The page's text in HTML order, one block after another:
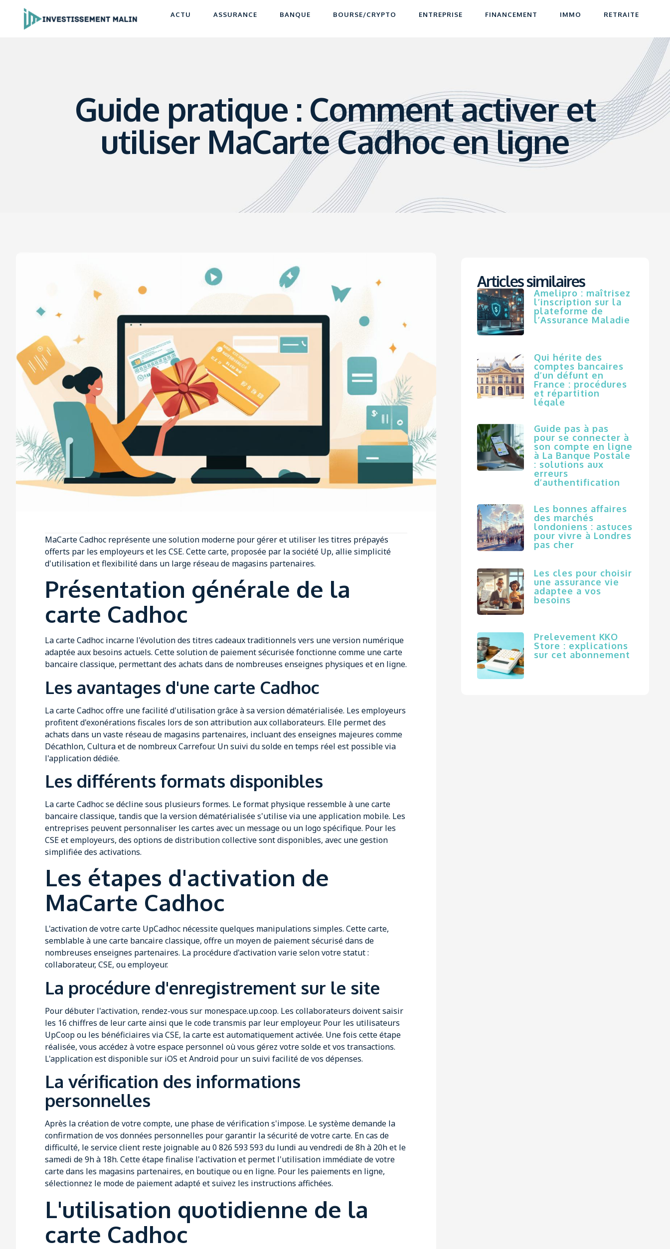
ACTU ASSURANCE BANQUE BOURSE/CRYPTO ENTREPRISE FINANCEMENT IMMO RETRAITE
Guide pratique : Comment activer et
utiliser MaCarte Cadhoc en ligne
MaCarte Cadhoc représente une solution moderne pour gérer et utiliser les titres prépayés
offerts par les employeurs et les CSE. Cette carte, proposée par la société Up, allie simplicité
d'utilisation et flexibilité dans un large réseau de magasins partenaires.
Présentation générale de la
carte Cadhoc
La carte Cadhoc incarne l'évolution des titres cadeaux traditionnels vers une version numérique
adaptée aux besoins actuels. Cette solution de paiement sécurisée fonctionne comme une carte
bancaire classique, permettant des achats dans de nombreuses enseignes physiques et en ligne.
Les avantages d'une carte Cadhoc
La carte Cadhoc offre une facilité d'utilisation grâce à sa version dématérialisée. Les employeurs
profitent d'exonérations fiscales lors de son attribution aux collaborateurs. Elle permet des
achats dans un vaste réseau de magasins partenaires, incluant des enseignes majeures comme
Décathlon, Cultura et de nombreux Carrefour. Un suivi du solde en temps réel est possible via
l'application dédiée.
Les différents formats disponibles
La carte Cadhoc se décline sous plusieurs formes. Le format physique ressemble à une carte
bancaire classique, tandis que la version dématérialisée s'utilise via une application mobile. Les
entreprises peuvent personnaliser les cartes avec un message ou un logo spécifique. Pour les
CSE et employeurs, des options de distribution collective sont disponibles, avec une gestion
simplifiée des activations.
Les étapes d'activation de
MaCarte Cadhoc
L'activation de votre carte UpCadhoc nécessite quelques manipulations simples. Cette carte,
semblable à une carte bancaire classique, offre un moyen de paiement sécurisé dans de
nombreuses enseignes partenaires. La procédure d'activation varie selon votre statut :
collaborateur, CSE, ou employeur.
La procédure d'enregistrement sur le site
Pour débuter l'activation, rendez-vous sur monespace.up.coop. Les collaborateurs doivent saisir
les 16 chiffres de leur carte ainsi que le code transmis par leur employeur. Pour les utilisateurs
UpCoop ou les bénéficiaires via CSE, la carte est automatiquement activée. Une fois cette étape
réalisée, vous accédez à votre espace personnel où vous gérez votre solde et vos transactions.
L'application est disponible sur iOS et Android pour un suivi facilité de vos dépenses.
La vérification des informations
personnelles
Après la création de votre compte, une phase de vérification s'impose. Le système demande la
confirmation de vos données personnelles pour garantir la sécurité de votre carte. En cas de
difficulté, le service client reste joignable au 0 826 593 593 du lundi au vendredi de 8h à 20h et le
samedi de 9h à 18h. Cette étape finalise l'activation et permet l'utilisation immédiate de votre
carte dans les magasins partenaires, en boutique ou en ligne. Pour les paiements en ligne,
sélectionnez le mode de paiement adapté et suivez les instructions affichées.
L'utilisation quotidienne de la
carte Cadhoc
Articles similaires
Amelipro : maîtrisez
l’inscription sur la
plateforme de
l’Assurance Maladie
Qui hérite des
comptes bancaires
d’un défunt en
France : procédures
et répartition
légale
Guide pas à pas
pour se connecter à
son compte en ligne
à La Banque Postale
: solutions aux
erreurs
d’authentification
Les bonnes affaires
des marchés
londoniens : astuces
pour vivre à Londres
pas cher
Les cles pour choisir
une assurance vie
adaptee a vos
besoins
Prelevement KKO
Store : explications
sur cet abonnement